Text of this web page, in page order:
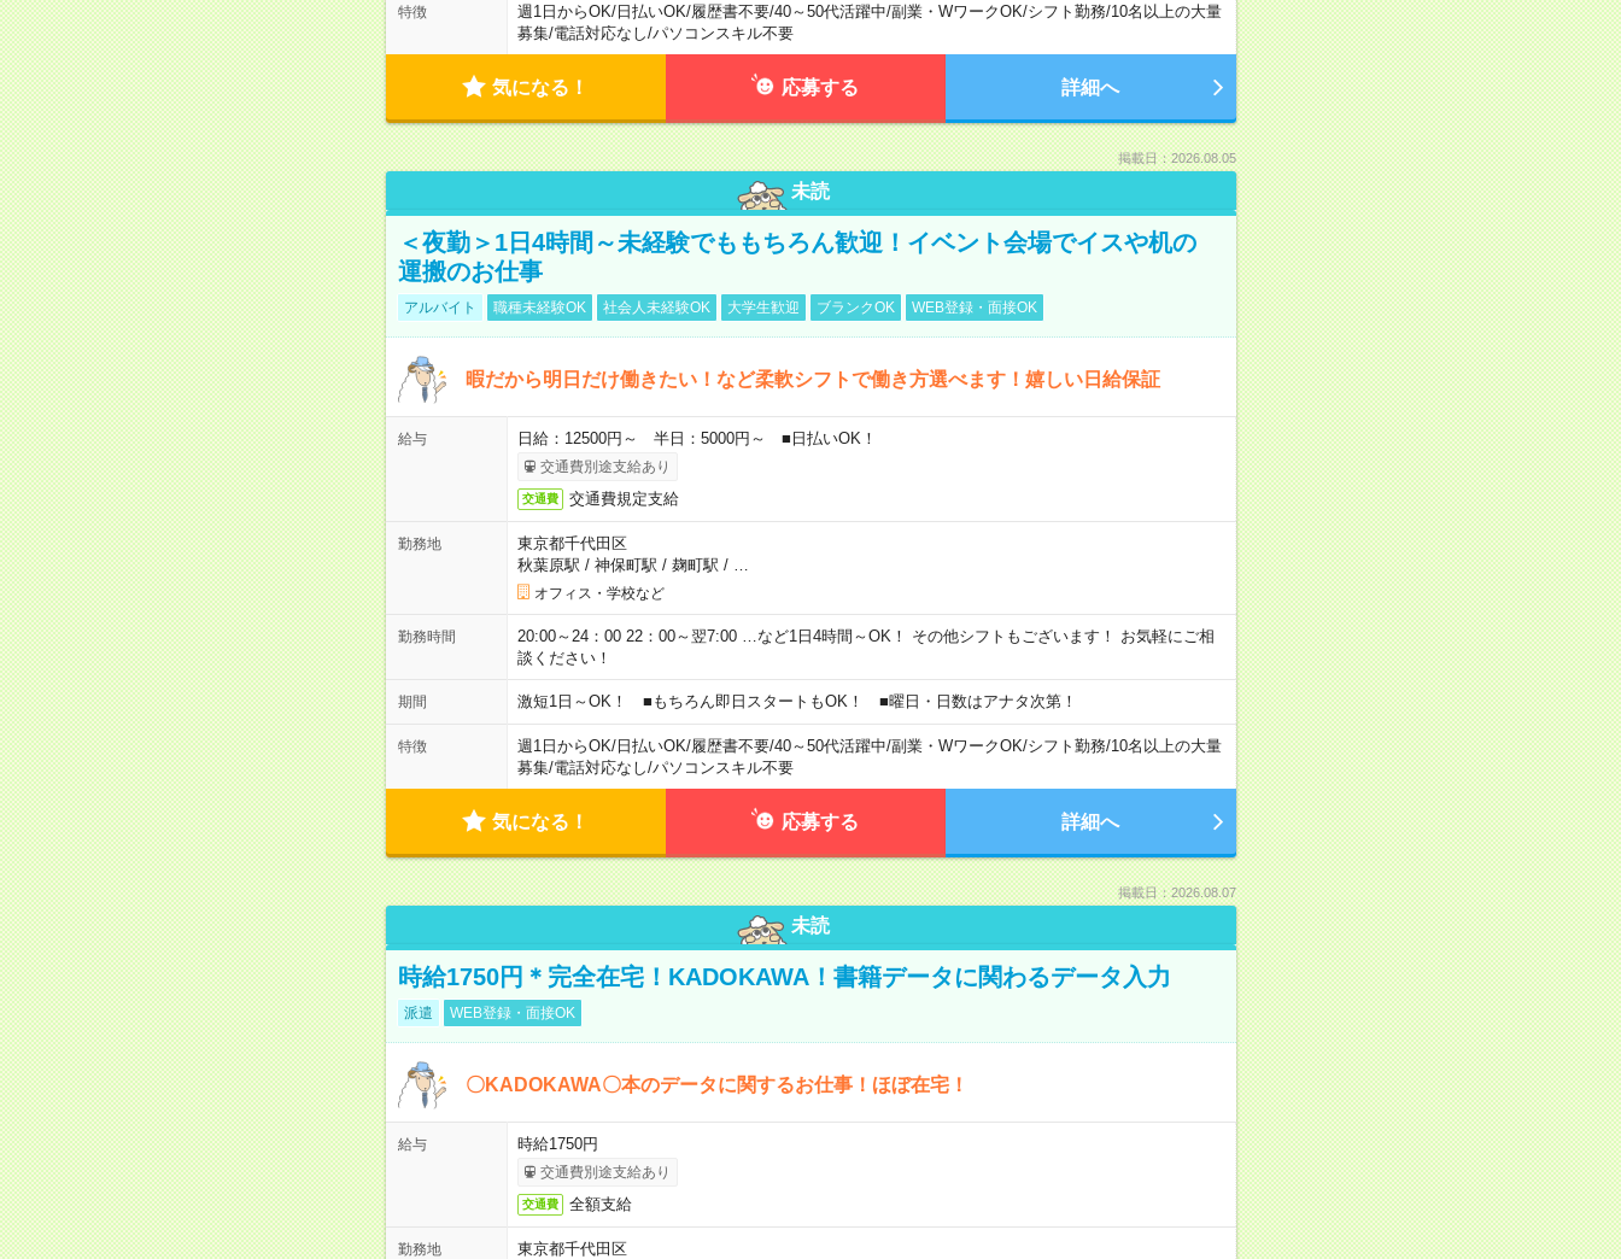
特徴 週1日からOK/日払いOK/履歴書不要/40～50代活躍中/副業・WワークOK/シフト勤務/10名以上の大量
募集/電話対応なし/パソコンスキル不要
気になる！ 応募する 詳細へ
掲載日：2026.08.05
未読
＜夜勤＞1日4時間～未経験でももちろん歓迎！イベント会場でイスや机の
運搬のお仕事
アルバイト 職種未経験OK 社会人未経験OK 大学生歓迎 ブランクOK WEB登録・面接OK
暇だから明日だけ働きたい！など柔軟シフトで働き方選べます！嬉しい日給保証
給与 日給：12500円～ 半日：5000円～ ■日払いOK！
交通費別途支給あり
交通費 交通費規定支給
勤務地
東京都千代田区
秋葉原駅 / 神保町駅 / 麹町駅 /
オフィス・学校など
勤務時間
20:00～24：00 22：00～翌7:00 …など1日4時間～OK！ その他シフトもございます！ お気軽にご相
談ください！
期間 激短1日～OK！ ■もちろん即日スタートもOK！ ■曜日・日数はアナタ次第！
特徴 週1日からOK/日払いOK/履歴書不要/40～50代活躍中/副業・WワークOK/シフト勤務/10名以上の大量
募集/電話対応なし/パソコンスキル不要
気になる！ 応募する 詳細へ
掲載日：2026.08.07
未読
時給1750円＊完全在宅！KADOKAWA！書籍データに関わるデータ入力
派遣 WEB登録・面接OK
〇KADOKAWA〇本のデータに関するお仕事！ほぼ在宅！
給与 時給1750円
交通費別途支給あり
交通費 全額支給
勤務地 東京都千代田区